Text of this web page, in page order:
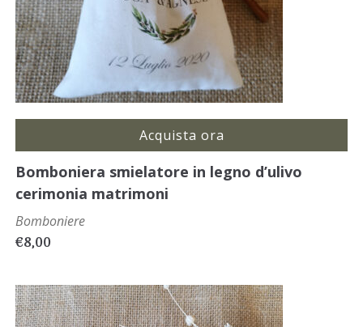
Acquista ora
Bomboniera smielatore in legno d’ulivo
cerimonia matrimoni
Bomboniere
€8,00